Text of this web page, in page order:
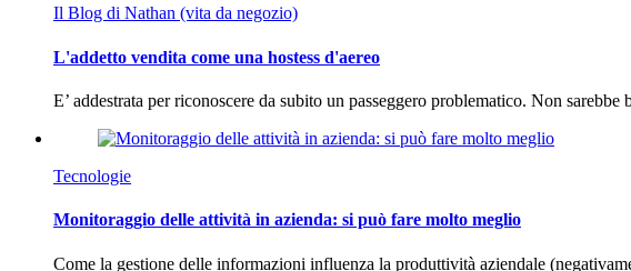
Il Blog di Nathan (vita da negozio)
L'addetto vendita come una hostess d'aereo
E’ addestrata per riconoscere da subito un passeggero problematico. Non
Tecnologie
Monitoraggio delle attività in azienda: si può fare molto meglio
Come la gestione delle informazioni influenza la produttività aziendale